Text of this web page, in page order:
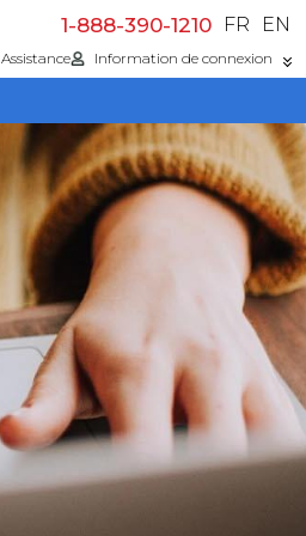
1-888-390-1210 FR EN
Assistance Information de connexion